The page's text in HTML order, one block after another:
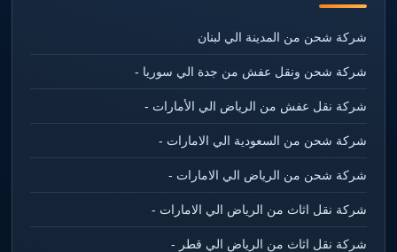
شركة شحن من المدينة الي لبنان
شركة شحن ونقل عفش من جدة الي سوريا -
شركة نقل عفش من الرياض الي الأمارات -
شركة شحن من السعودية الي الامارات -
شركة شحن من الرياض الي الامارات -
شركة نقل اثاث من الرياض الي الامارات -
شركة نقل اثاث من الرياض الي قطر -